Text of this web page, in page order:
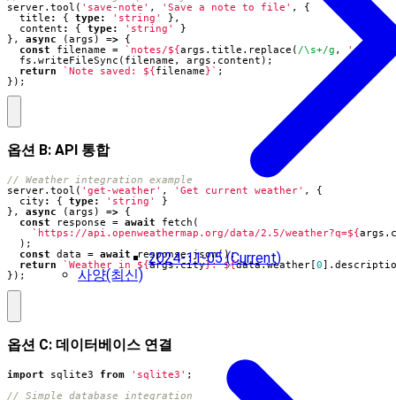
2024-11-05 (Current)
사양(최신)
server. tool ( 'save-note' , 'Save a note to file' ,
{
title : { type: 'string'
},
content : { type: 'string'
}
},
async (args ) =>
{
const
filename = `notes/${args . title . replace ( /\s+/g , '-'
fs . writeFileSync ( filename , args . content );
return
`Note saved: ${filename}` ;
});
옵션 B: API 통합
server. tool ( 'get-weather' , 'Get current weather' ,
{
city : { type: 'string'
}
},
async ( args ) =>
{
const
response = await fetch (
`https://api.openweathermap.org/data/2.5/weather?q=${ args .
);
const
data = await response.json();
return
`Weather in ${args.city}: ${data.weather 0 ].
});
옵션 C: 데이터베이스 연결
import sqlite3 from 'sqlite3' ;